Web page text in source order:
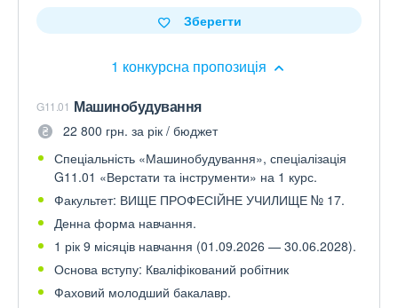
1 конкурсна пропозиція
Зберегти
G11.01 Машинобудування
22 800 грн. за рік / бюджет
Спеціальність «Машинобудування», спеціалізація
G11.01 «Верстати та інструменти» на 1 курс.
Факультет: ВИЩЕ ПРОФЕСІЙНЕ УЧИЛИЩЕ № 17.
Денна форма навчання.
1 рік 9 місяців навчання (01.09.2026 — 30.06.2028).
Основа вступу: Кваліфікований робітник
Фаховий молодший бакалавр.